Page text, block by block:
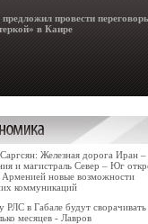
провести
в Каире
Железная дорога Иран –
и магистраль Север – Юг
Арменией новые возможности
коммуникаций
РЛС в Габале будут
месяцев - Лавров